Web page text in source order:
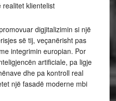
realitet klientelist
digjitalizimin si një
së tij, veçanërisht pas
integrimin europian. Por
artificiale, pa ligje
dhe pa kontroll real
një fasadë moderne mbi